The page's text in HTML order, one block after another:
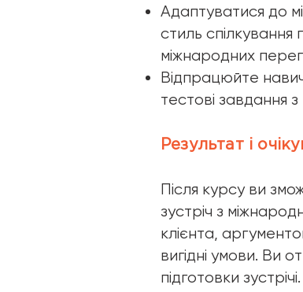
Адаптуватися до
стиль спілкування
міжнародних
Відпрацюйте
тестові завдання
Результат і
Після курсу ви
зустріч з
клієнта,
вигідні умови. Ви
підготовки зустрічі.